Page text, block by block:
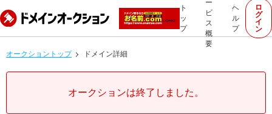
ト
ッ
プ
ー
ビ
ス
概
要
ヘ
ル
プ
ロ
グ
イ
ン
オークショントップ ドメイン詳細
オークションは終了しました。